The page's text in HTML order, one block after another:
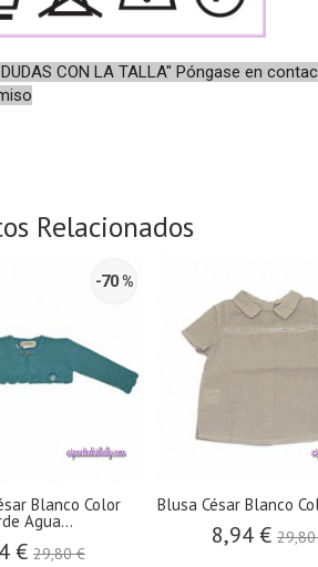
CON LA TALLA"Póngase en
Relacionados
-70 %
Blanco Color
Agua...
€ 29,80 €
Blusa César Blanco
8,94 €